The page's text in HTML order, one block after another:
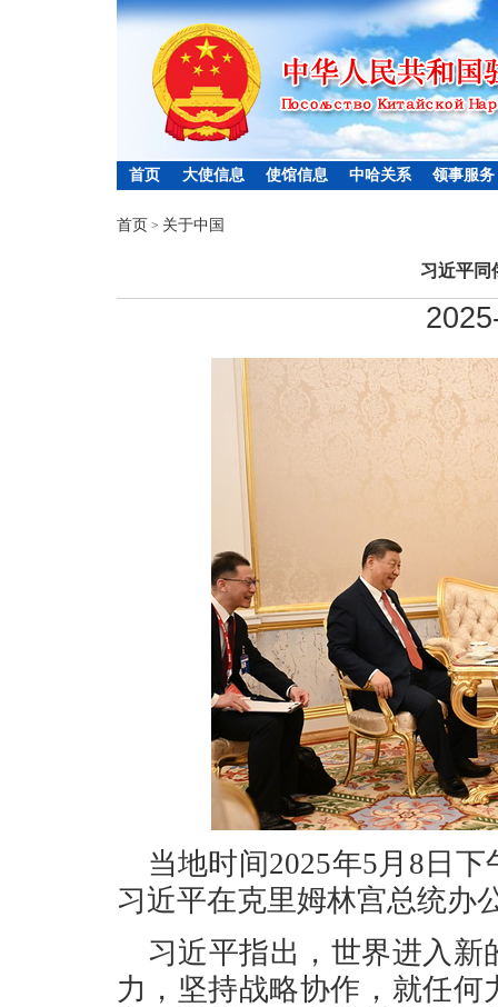
首页 大使信息 使馆信息 中哈关系 领事服务
首页 > 关于中国
习近平同
当地时间2025年5月8日
习近平在克里姆林宫总统办
习近平指出，世界进入
力，坚持战略协作，就任